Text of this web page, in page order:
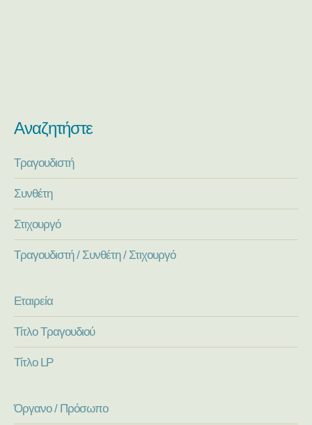
Αναζητήστε
Τραγουδιστή
Συνθέτη
Στιχουργό
Τραγουδιστή / Συνθέτη / Στιχουργό
Εταιρεία
Τίτλο Τραγουδιού
Τίτλο LP
Όργανο / Πρόσωπο